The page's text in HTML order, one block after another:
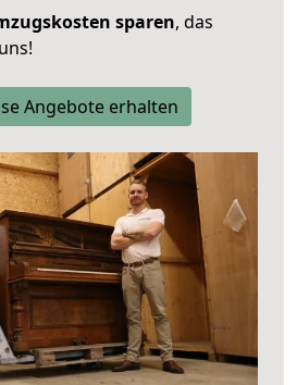
sparen, das
Angebote erhalten